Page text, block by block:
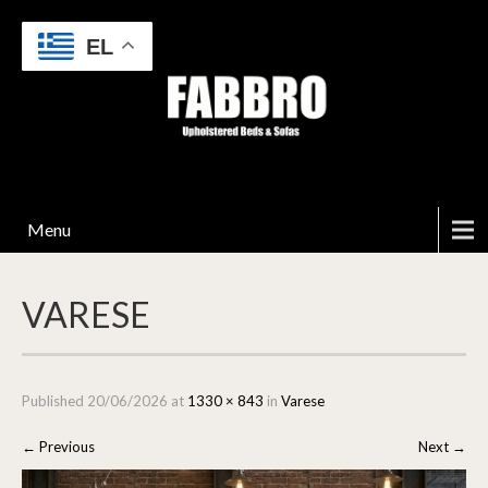
Menu
VARESE
Published 20/06/2026 at 1330 × 843 in Varese
← Previous Next →
EL